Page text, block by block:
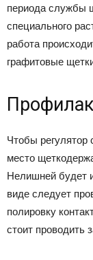
периода службы
специального
работа
графитовые
Чтобы
место
Нелишней будет
виде следует
полировку
стоит проводить